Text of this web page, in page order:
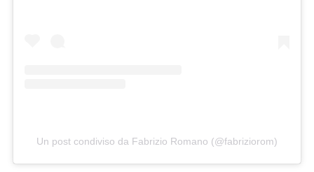
Un post condiviso da Fabrizio Romano (@fabriziorom)